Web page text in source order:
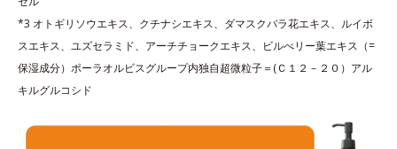
*3 オトギリソウエキス、クチナシエキス、ダマスクバラ花エキス、ルイボ
スエキス、ユズセラミド、アーチチョークエキス、ビルべリー葉エキス（=
保湿成分）ポーラオルビスグループ内独自超微粒子＝(Ｃ１２－２０）アル
キルグルコシド